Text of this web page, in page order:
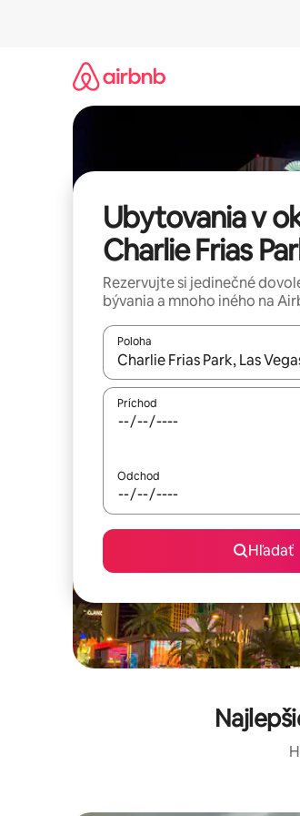
Ubytovania v
Charlie Frias
Rezervujte si jedinečné
bývania a mnoho iného na
Poloha
Keď budú výsledky k
Príchod
Odchod
Hľadať